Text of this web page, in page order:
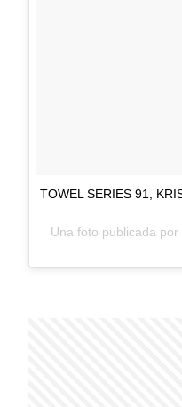
TOWEL SERIES 91,
Una foto publicada